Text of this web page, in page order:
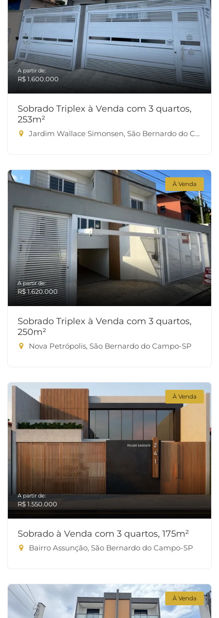
A partir de:
R$ 1.600.000
Sobrado Triplex à Venda com 3 quartos,
253m²
Jardim Wallace Simonsen, São Bernardo do Campo-SP
À Venda
A partir de:
R$ 1.620.000
Sobrado Triplex à Venda com 3 quartos,
250m²
Nova Petrópolis, São Bernardo do Campo-SP
À Venda
A partir de:
R$ 1.550.000
Sobrado à Venda com 3 quartos, 175m²
Bairro Assunção, São Bernardo do Campo-SP
À Venda